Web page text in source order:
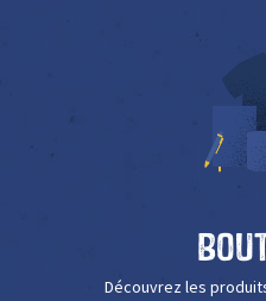
Découvrez les